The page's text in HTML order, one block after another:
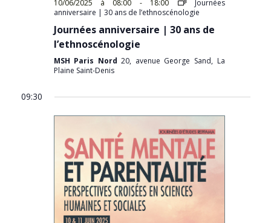
10/06/2025 à 08:00 - 18:00
Journées
anniversaire | 30 ans de l’ethnoscénologie
Journées anniversaire | 30 ans de
l’ethnoscénologie
MSH Paris Nord20, avenue George Sand, La
Plaine Saint-Denis
09:30